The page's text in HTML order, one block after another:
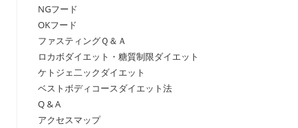
NGフード
OKフード
ファスティングＱ＆Ａ
ロカボダイエット・糖質制限ダイエット
ケトジェ二ックダイエット
ベストボディコースダイエット法
Q & A
アクセスマップ